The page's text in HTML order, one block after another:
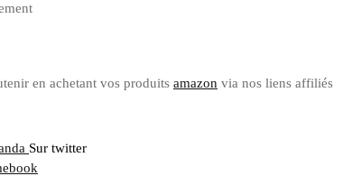
en achetant vos produits amazon via nos liens affiliés
Sur twitter